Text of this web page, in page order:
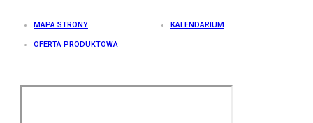
MAPA STRONY KALENDARIUM
OFERTA PRODUKTOWA